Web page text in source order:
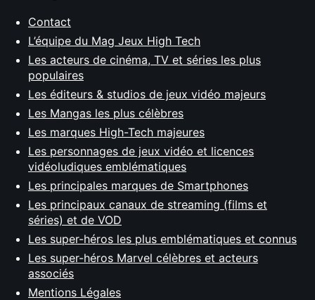
Contact
L’équipe du Mag Jeux High Tech
Les acteurs de cinéma, TV et séries les plus
populaires
Les éditeurs & studios de jeux vidéo majeurs
Les Mangas les plus célèbres
Les marques High-Tech majeures
Les personnages de jeux vidéo et licences
vidéoludiques emblématiques
Les principales marques de Smartphones
Les principaux canaux de streaming (films et
séries) et de VOD
Les super-héros les plus emblématiques et connus
Les super-héros Marvel célèbres et acteurs
associés
Mentions Légales